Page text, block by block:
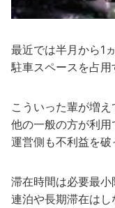
最近では半月から1
駐車スペースを占用
こういった輩が増え
他の一般の方が利用
運営側も不利益を破
滞在時間は必要最小
連泊や長期滞在はし